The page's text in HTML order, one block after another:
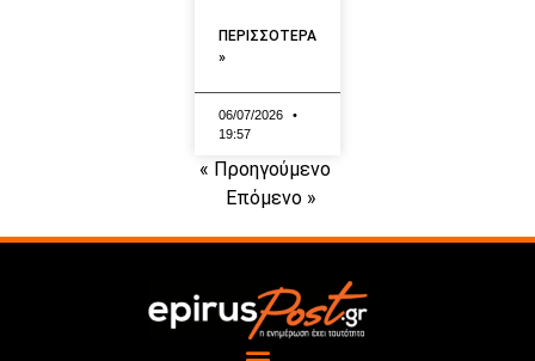
ΠΕΡΙΣΣΟΤΕΡΑ
»
06/07/2026
19:57
« Προηγούμενο
Επόμενο »